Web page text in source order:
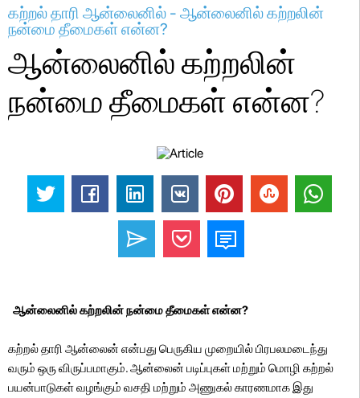
கற்றல் தாரி ஆன்லைனில் - ஆன்லைனில் கற்றலின்
நன்மை தீமைகள் என்ன?
ஆன்லைனில் கற்றலின்
நன்மை தீமைகள் என்ன?
ஆன்லைனில் கற்றலின் நன்மை தீமைகள் என்ன?
கற்றல் தாரி ஆன்லைன் என்பது பெருகிய முறையில் பிரபலமடைந்து
வரும் ஒரு விருப்பமாகும். ஆன்லைன் படிப்புகள் மற்றும் மொழி கற்றல்
பயன்பாடுகள் வழங்கும் வசதி மற்றும் அணுகல் காரணமாக இது